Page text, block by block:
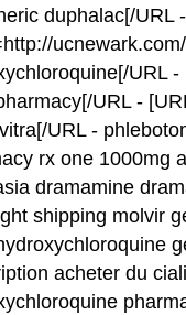
duphalac[/URL -
URL
URL -
URL -
rx one 1000mg
dramamine
shipping molvir
acheter du